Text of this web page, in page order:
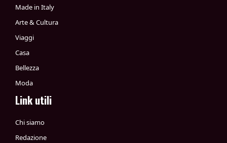
Made in Italy
Arte & Cultura
Viaggi
Casa
Bellezza
Moda
Link utili
Chi siamo
Redazione